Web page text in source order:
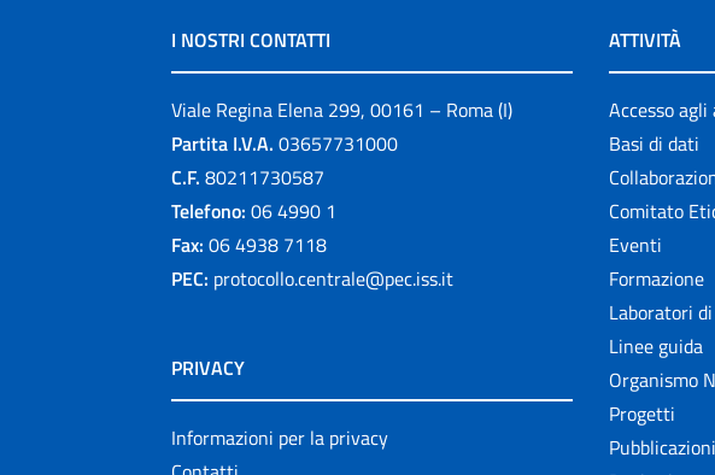
I NOSTRI CONTATTI
Viale Regina Elena 299, 00161 – Roma (I)
Partita I.V.A. 03657731000
C.F. 80211730587
Telefono: 06 4990 1
Fax: 06 4938 7118
PEC: protocollo.centrale@pec.iss.it
PRIVACY
Informazioni per la privacy
ATTIVITÀ
Accesso
Basi di dati
Comitato
Eventi
Formazione
Laboratori
Linee guida
Organismo
Progetti
Pubblicazioni